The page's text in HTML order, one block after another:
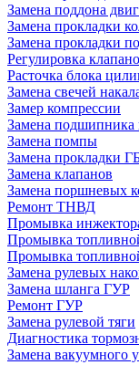
Замена поддона
Замена прокладки
Замена прокладки
Регулировка
Расточка блока
Замена свечей
Замер компрессии
Замена подшипника
Замена помпы
Замена прокладки
Замена клапанов
Замена поршневых
Ремонт ТНВД
Промывка
Промывка
Промывка
Замена рулевых
Замена шланга ГУР
Ремонт ГУР
Замена рулевой тяги
Диагностика
Замена вакуумного